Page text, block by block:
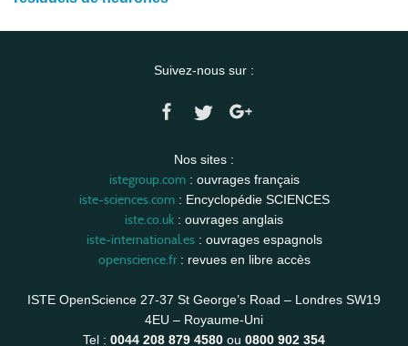
Suivez-nous sur :
Nos sites :
istegroup.com: ouvrages français
iste-sciences.com: Encyclopédie SCIENCES
iste.co.uk : ouvrages anglais
iste-international.es: ouvrages espagnols
openscience.fr: revues en libre accès
ISTE OpenScience 27-37 St George’s Road – Londres SW19
4EU – Royaume-Uni
Tel : 0044 208 879 4580 ou 0800 902 354